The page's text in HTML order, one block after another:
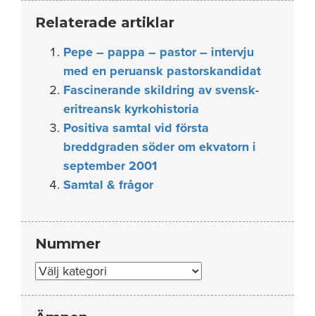
Relaterade artiklar
Pepe – pappa – pastor – intervju
med en peruansk pastorskandidat
Fascinerande skildring av svensk-
eritreansk kyrkohistoria
Positiva samtal vid första
breddgraden söder om ekvatorn i
september 2001
Samtal & frågor
Nummer
Nummer